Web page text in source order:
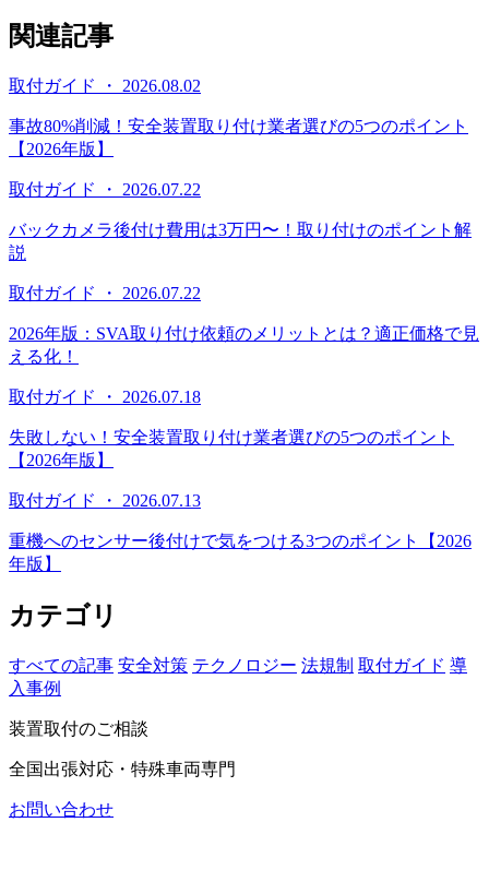
関連記事
取付ガイド ・ 2026.08.02
事故80%削減！安全装置取り付け業者選びの5つのポイント
【2026年版】
取付ガイド ・ 2026.07.22
バックカメラ後付け費用は3万円〜！取り付けのポイント解
説
取付ガイド ・ 2026.07.22
2026年版：SVA取り付け依頼のメリットとは？適正価格で見
える化！
取付ガイド ・ 2026.07.18
失敗しない！安全装置取り付け業者選びの5つのポイント
【2026年版】
取付ガイド ・ 2026.07.13
重機へのセンサー後付けで気をつける3つのポイント【2026
年版】
カテゴリ
すべての記事 安全対策 テクノロジー 法規制 取付ガイド 導
入事例
装置取付のご相談
全国出張対応・特殊車両専門
お問い合わせ